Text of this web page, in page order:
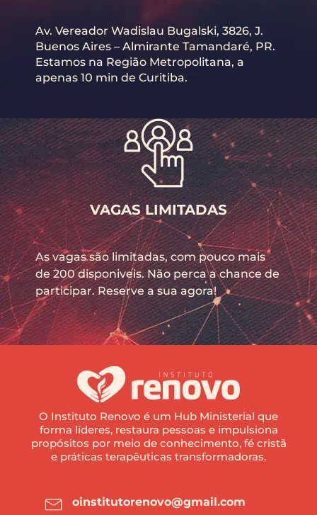
Av. Vereador Wadislau Bugalski, 3826, J.
Buenos Aires – Almirante Tamandaré, PR.
Estamos na Região Metropolitana, a
apenas 10 min de Curitiba.
VAGAS LIMITADAS
As vagas são limitadas, com pouco mais
de 200 disponiveis. Não perca a chance de
participar. Reserve a sua agora!
O Instituto Renovo é um Hub Ministerial que
forma líderes, restaura pessoas e impulsiona
propósitos por meio de conhecimento, fé cristã
e práticas terapêuticas transformadoras.
oinstitutorenovo@gmail.com